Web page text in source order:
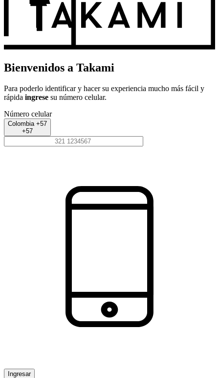
Bienvenidos a Takami
Para poderlo identificar y hacer su experiencia mucho más fácil y
rápida ingrese su número celular.
Número celular
Colombia +57
+57
Ingresar